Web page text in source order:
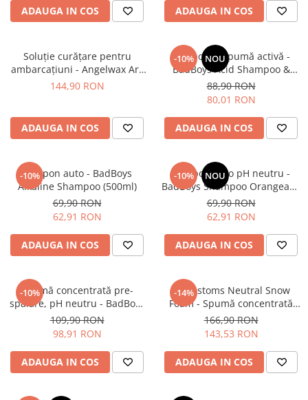
ADAUGA IN COS ADAUGA IN COS
Soluție curățare pentru
ambarcaţiuni - Angelwax Ark
Marine Gelcoat Cleaner (1L)
144,90 RON
ADAUGA IN COS
-10% NOU
Şampon şi spumă activă -
BadBoys Acid Shampoo &
Foam (500ml)
88,90 RON
80,01 RON
ADAUGA IN COS
-10%
Şampon auto - BadBoys
Alkaline Shampoo (500ml)
69,90 RON
62,91 RON
ADAUGA IN COS
-10% NOU
Şampon auto pH neutru -
BadBoys Shampoo Orangeade
(500ml)
69,90 RON
62,91 RON
ADAUGA IN COS
-10%
Spumă concentrată pre-
spălare, pH neutru - BadBoys
Neutral Snow Foam (1L)
109,90 RON
98,91 RON
ADAUGA IN COS
-14%
RRCustoms Neutral Snow
Foam - Spumă concentrată
pre-spălare (5L)
166,90 RON
143,53 RON
ADAUGA IN COS